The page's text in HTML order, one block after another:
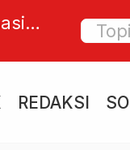
REDAKSI